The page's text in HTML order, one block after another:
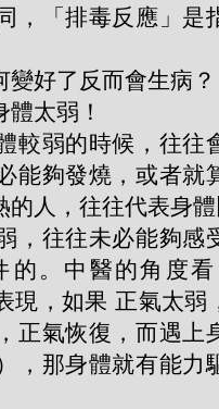
，「排毒反應」是
好了反而會生病？
太弱！
較弱的時候，往往
能夠發燒，或者就
的人，往往代表身
，往往未必能夠感
的。中醫的角度
現，如果 正氣太弱
正氣恢復，而遇上
，那身體就有能力